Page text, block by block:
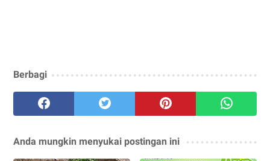
Berbagi
Anda mungkin menyukai postingan ini